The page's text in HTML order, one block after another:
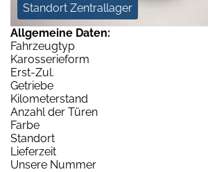
Standort Zentrallager
Allgemeine Daten:
Fahrzeugtyp
Karosserieform
Erst-Zul.
Getriebe
Kilometerstand
Anzahl der Türen
Farbe
Standort
Lieferzeit
Unsere Nummer